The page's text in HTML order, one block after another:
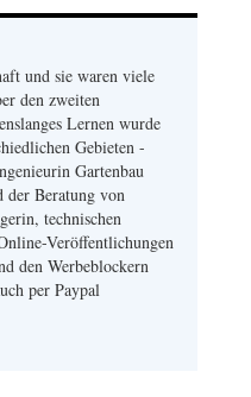
und sie waren viele
den zweiten
Lernen wurde
Gebieten -
Gartenbau
der Beratung von
technischen
Veröffentlichungen
den Werbeblockern
per Paypal